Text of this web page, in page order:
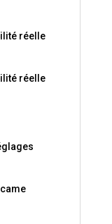
réelle
réelle